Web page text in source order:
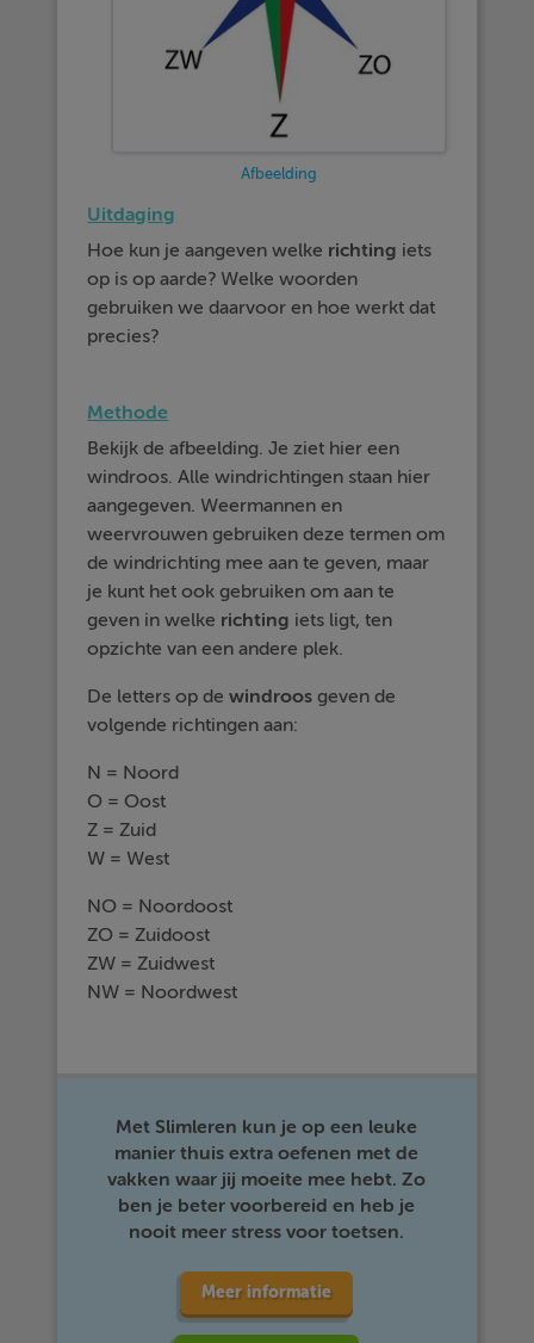
Afbeelding
Uitdaging
Hoe kun je aangeven welke richting iets
op is op aarde? Welke woorden
gebruiken we daarvoor en hoe werkt dat
precies?
Methode
Bekijk de afbeelding. Je ziet hier een
windroos. Alle windrichtingen staan hier
aangegeven. Weermannen en
weervrouwen gebruiken deze termen om
de windrichting mee aan te geven, maar
je kunt het ook gebruiken om aan te
geven in welke richting iets ligt, ten
opzichte van een andere plek.
De letters op dewindroos geven de
volgende richtingen aan:
N = Noord
O = Oost
Z = Zuid
W = West
NO = Noordoost
ZO = Zuidoost
ZW = Zuidwest
NW = Noordwest
Met Slimleren kun je op een leuke
manier thuis extra oefenen met de
vakken waar jij moeite mee hebt. Zo
ben je beter voorbereid en heb je
nooit meer stress voor toetsen.
Meer informatie